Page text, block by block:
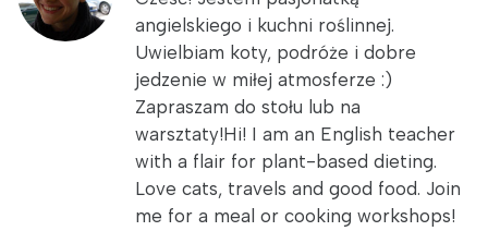
angielskiego i kuchni roślinnej.
Uwielbiam koty, podróże i dobre
jedzenie w miłej atmosferze :)
Zapraszam do stołu lub na
warsztaty!Hi! I am an English teacher
with a flair for plant-based dieting.
Love cats, travels and good food. Join
me for a meal or cooking workshops!